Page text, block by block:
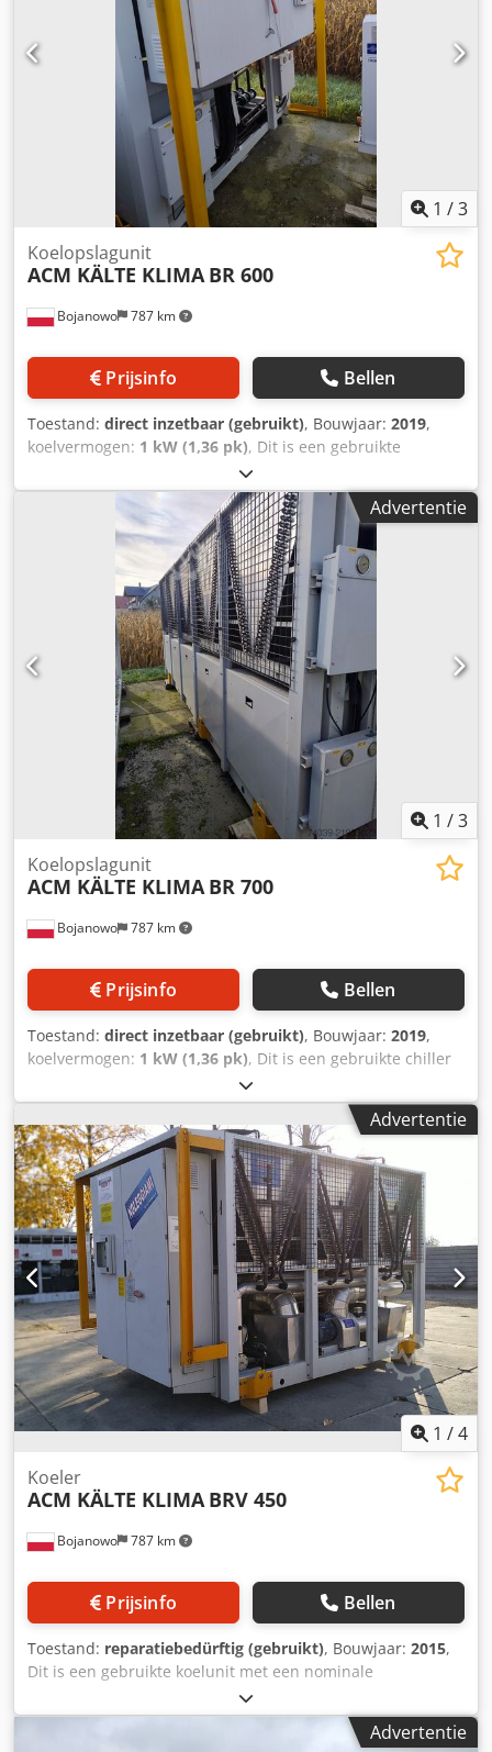
binnen het grondgebied van de Republiek Polen).
Cjdpfxjgaqn Ie Ai Njha
1 /3
Bojanowo 787 km
Koelopslagunit
ACM KÄLTE KLIMA BR 600
Prijsinfo Bellen
Toestand: direct inzetbaar (gebruikt), Bouwjaar: 2019,
koelvermogen: 1 kW (1,36 pk), Dit is een gebruikte
koelinstallatie met een nominaal koelvermogen van ca. 600
kW bij waterparameters +12/7°C. Uitgerust met Bitzer
schroefcompressoren en koudemiddel R513A. De unit
beschikt over een ingebouwde pomp en een fabrieksmatig
expansievat. De installatie verkeert in goede staat en komt
uit ons verhuurassortiment. Transport is niet inbegrepen
in de prijs van het apparaat. Wij geven 3 maanden
garantie (geldig op het grondgebied van Nederland).
Cedpfx Aisy Tmixs Nsha
Advertentie
1 /3
Bojanowo 787 km
Koelopslagunit
ACM KÄLTE KLIMA BR 700
Prijsinfo Bellen
Toestand: direct inzetbaar (gebruikt), Bouwjaar: 2019,
koelvermogen: 1 kW (1,36 pk), Dit is een gebruikte chiller
met een nominale koelcapaciteit van ca. 720kW voor
waterparameters +12/7°C. Schroefcompressoren van
Bitzer. Koudemiddel: R513A. De unit is voorzien van een
ingebouwde pomp en een fabrieksexpansievat. De chiller
verkeert in goede staat en komt uit onze verhuurvloot.
Transport is niet inbegrepen in de prijs van het apparaat.
Wij geven 3 maanden garantie (geldt binnen Nederland).
Chedjy Tmh Uspfx Ai Noa
Advertentie
1 /4
Bojanowo 787 km
Koeler
ACM KÄLTE KLIMA BRV 450
Prijsinfo Bellen
Toestand: reparatiebedürftig (gebruikt), Bouwjaar: 2015,
Dit is een gebruikte koelunit met een nominale
koelcapaciteit van ca. 430 kW. Koelmiddel: R134A. De unit
is voorzien van een ingebouwde pomp, een fabrieks-
expansievat en een Bitzer compressor op een Advertentie